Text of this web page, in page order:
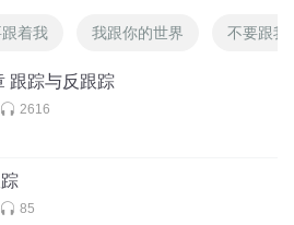
着我 我跟你的世界 不要跟我
跟踪与反跟踪
2616
85